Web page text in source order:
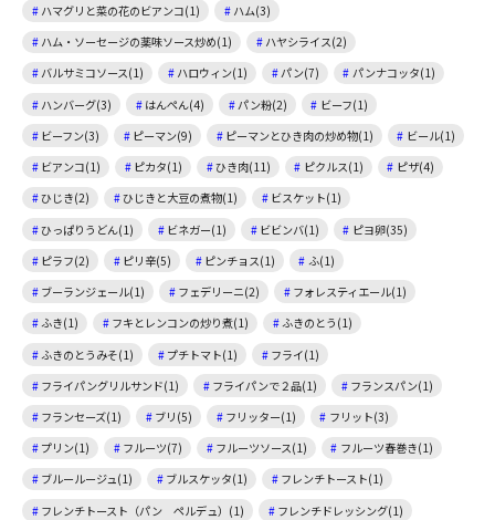
ハマグリと菜の花のビアンコ(1)
ハム(3)
ハム・ソーセージの薬味ソース炒め(1)
ハヤシライス(2)
バルサミコソース(1)
ハロウィン(1) パン(7)
パンナコッタ(1)
ハンバーグ(3)
はんぺん(4) パン粉(2)
ビーフ(1)
ビーフン(3)
ピーマン(9) ピーマンとひき肉の炒め物(1)
ビール(1)
ビアンコ(1)
ピカタ(1) ひき肉(11) ピクルス(1)
ピザ(4)
ひじき(2)
ひじきと大豆の煮物(1)
ビスケット(1)
ひっぱりうどん(1)
ビネガー(1) ビビンバ(1)
ピヨ卵(35)
ピラフ(2)
ピリ辛(5) ピンチョス(1)
ふ(1)
ブーランジェール(1)
フェデリーニ(2)
フォレスティエール(1)
ふき(1)
フキとレンコンの炒り煮(1)
ふきのとう(1)
ふきのとうみそ(1)
プチトマト(1)
フライ(1)
フライパングリルサンド(1)
フライパンで２品(1)
フランスパン(1)
フランセーズ(1)
ブリ(5) フリッター(1)
フリット(3)
プリン(1)
フルーツ(7) フルーツソース(1)
フルーツ春巻き(1)
ブルールージュ(1)
ブルスケッタ(1)
フレンチトースト(1)
フレンチトースト（パン ペルデュ）(1)
フレンチドレッシング(1)